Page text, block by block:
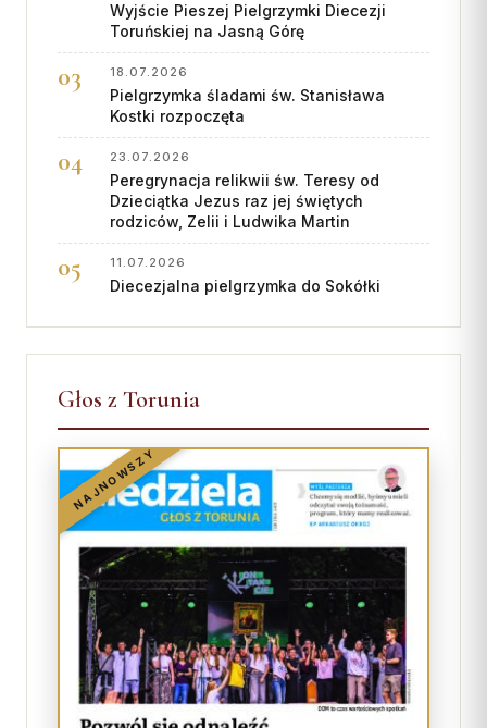
Wyjście Pieszej Pielgrzymki Diecezji
Toruńskiej na Jasną Górę
18.07.2026
Pielgrzymka śladami św. Stanisława
Kostki rozpoczęta
23.07.2026
Peregrynacja relikwii św. Teresy od
Dzieciątka Jezus raz jej świętych
rodziców, Zelii i Ludwika Martin
11.07.2026
Diecezjalna pielgrzymka do Sokółki
Głos z Torunia
NAJNOWSZY